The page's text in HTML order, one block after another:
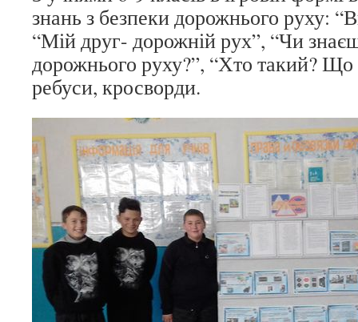
знань з безпеки дорожнього руху:
“Мій друг- дорожній рух”, “Чи
дорожнього руху?”, “Хто такий? Що
ребуси, кросворди.